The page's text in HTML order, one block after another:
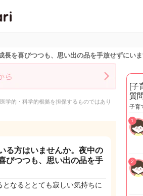
を喜びつつも、思い出の品を手放せずにいま
学的・科学的根拠を担保するものではあり
る方はいませんか。夜中の
びつつも、思い出の品を手
なるととても寂しい気持ちに
[子
質
子育
1
2